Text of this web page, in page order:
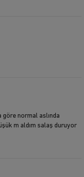
göre normal aslında
m aldım salaş duruyor